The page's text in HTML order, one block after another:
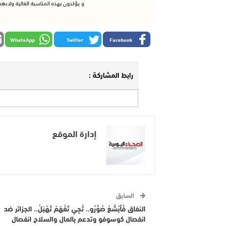
Facebook
Twitter
WhatsApp
رابط المشاركة :
إدارة الموقع
السابق
النفاق فْأبْشَعْ صُوَّرُو.. تْجِي تَفْهَمْ تَهْبَلْ.. الجزائر ضد
انفصال كوسوفو وتدعم بالمال والسلاح انفصال